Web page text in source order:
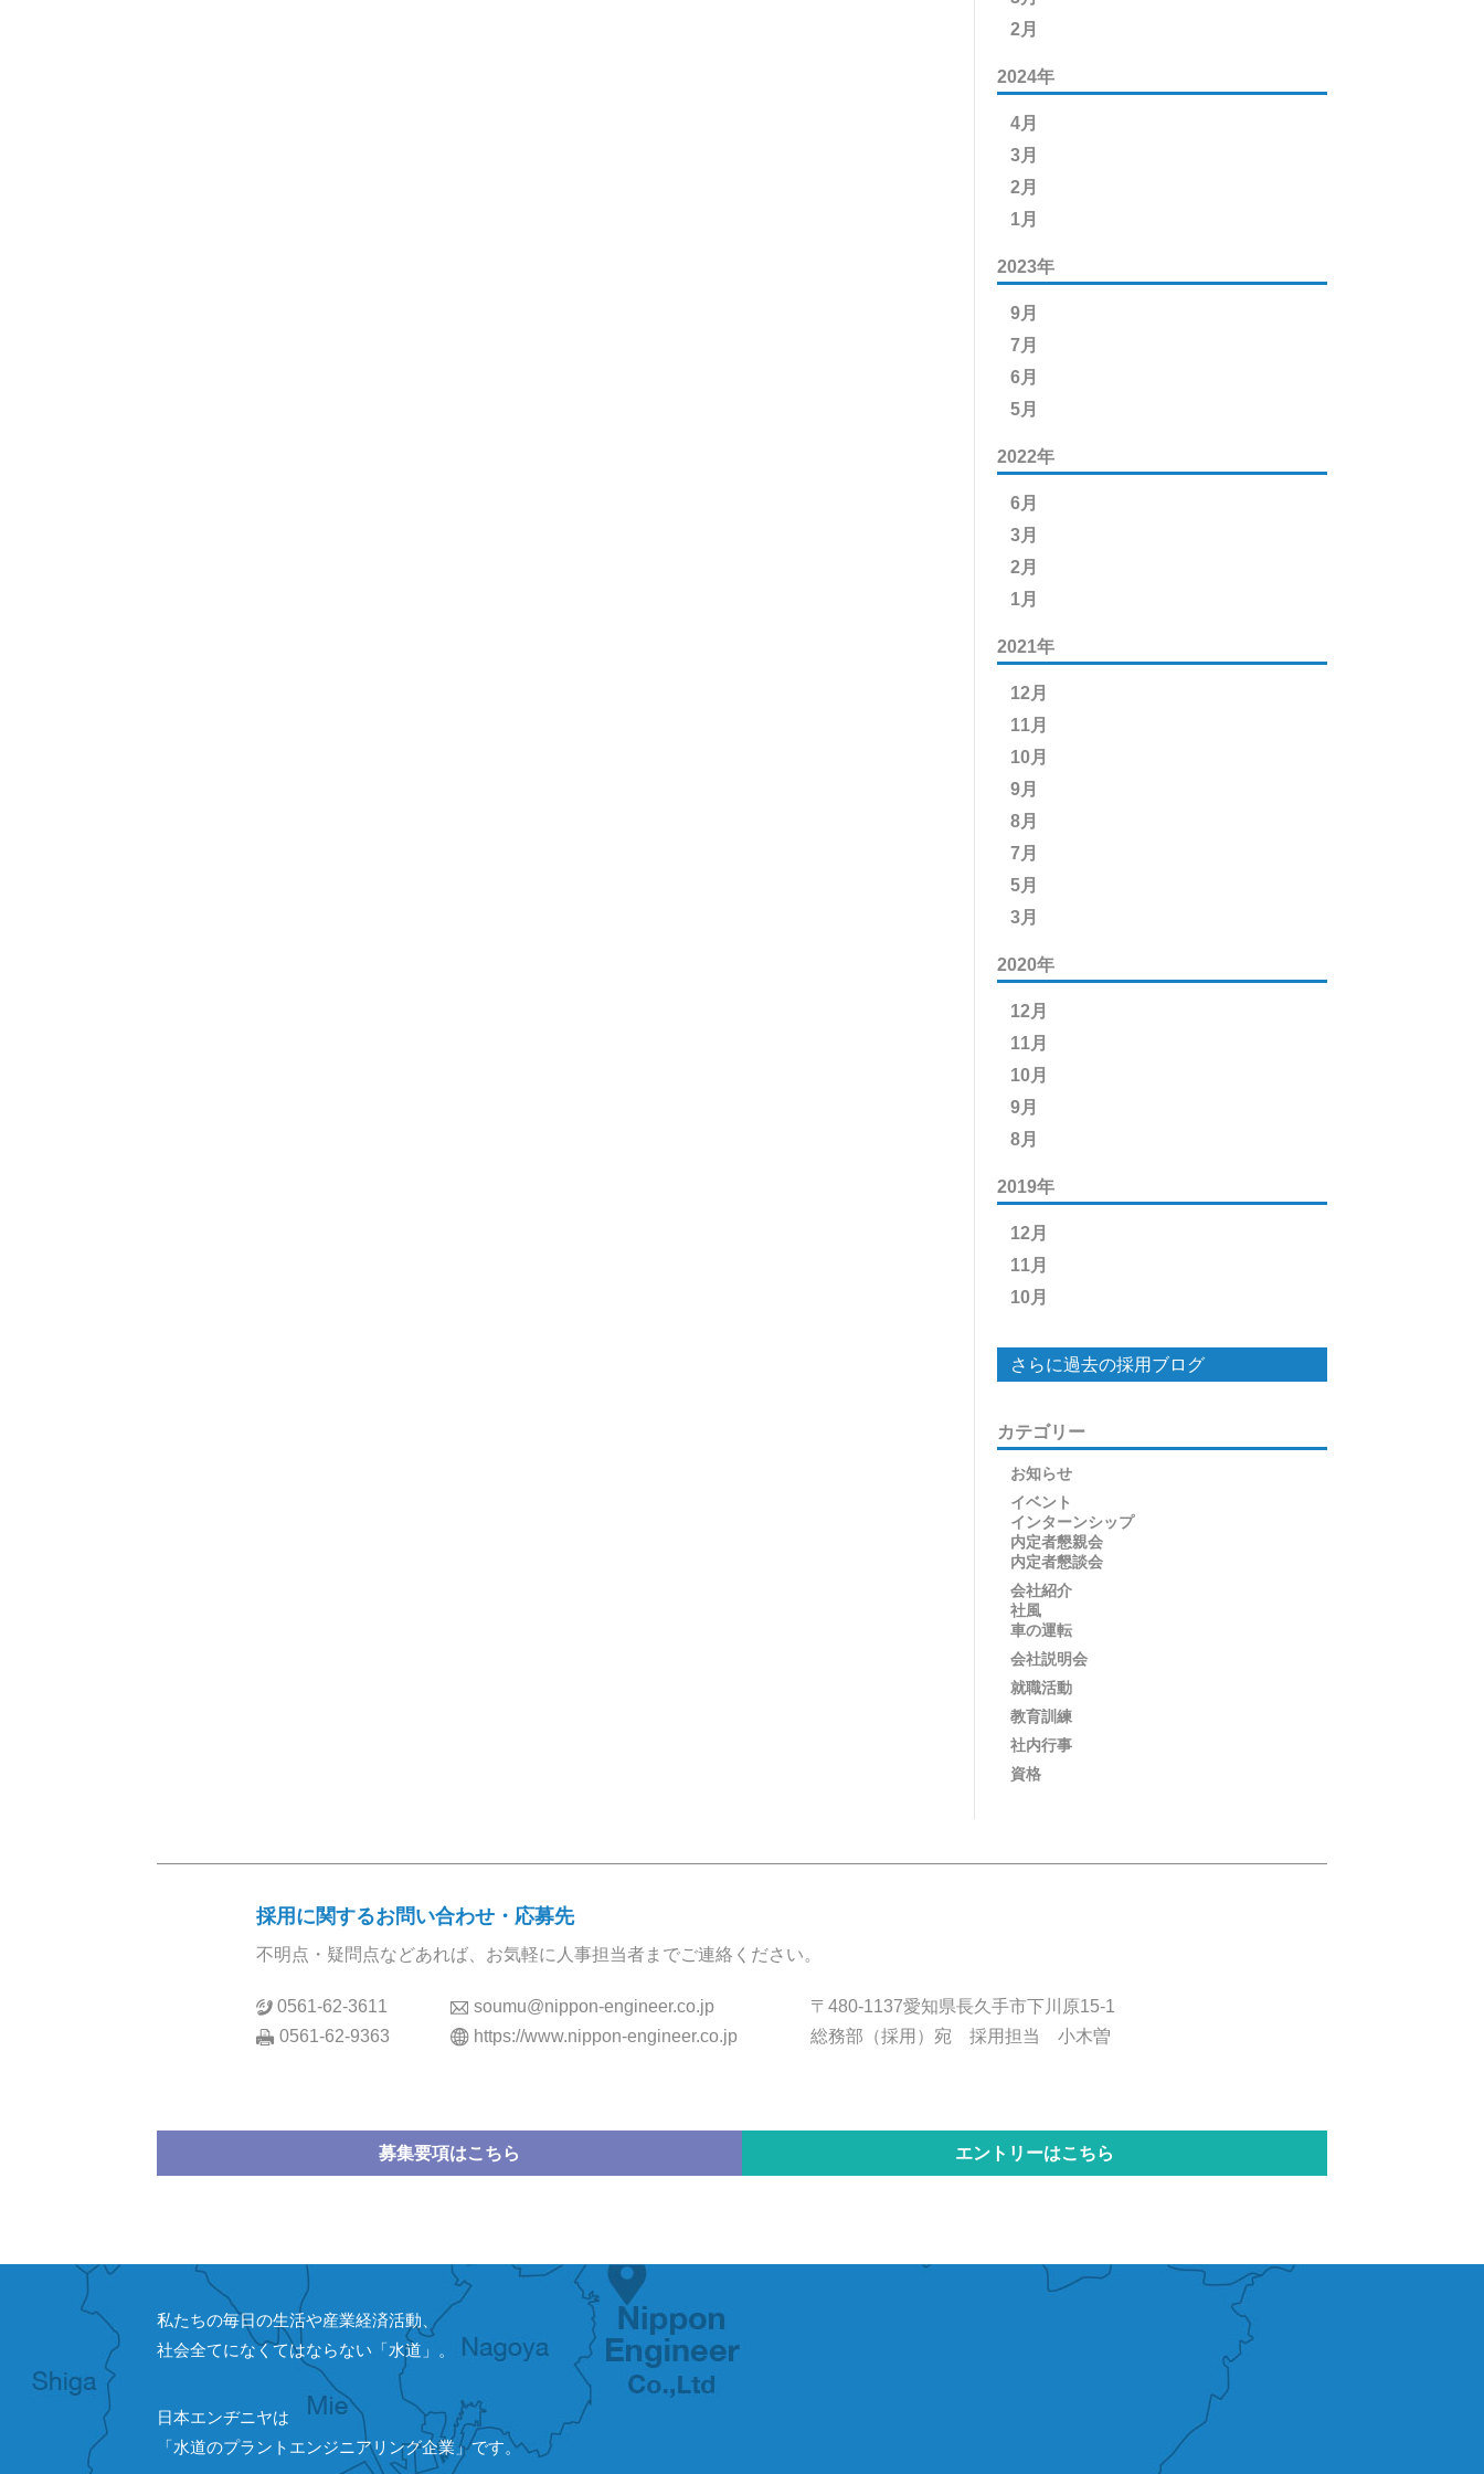
2月
2024年
4月
3月
2月
1月
2023年
9月
7月
6月
5月
2022年
6月
3月
2月
1月
2021年
12月
11月
10月
9月
8月
7月
5月
3月
2020年
12月
11月
10月
9月
8月
2019年
12月
11月
10月
さらに過去の採用ブログ
カテゴリー
お知らせ
イベント
インターンシップ
内定者懇親会
内定者懇談会
会社紹介
社風
車の運転
会社説明会
就職活動
教育訓練
社内行事
資格
採用に関するお問い合わせ・応募先
不明点・疑問点などあれば、お気軽に人事担当者までご連絡ください。
0561-62-3611 soumu@nippon-engineer.co.jp
〒480-1137愛知県長久手市下川原15-1
0561-62-9363
https://www.nippon-engineer.co.jp 総務部（採用）宛 採用担当 小木曽
募集要項はこちら エントリーはこちら
私たちの毎日の生活や産業経済活動、
社会全てになくてはならない「水道」。
日本エンヂニヤは
「水道のプラントエンジニアリング企業」です。